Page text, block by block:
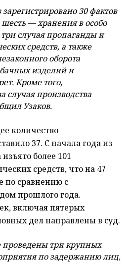
30 фактов
шесть — хранения в особо
случая пропаганды и
средств, а также
оборота
изделий и
Кроме того,
случая производства
Узаков.
количество
37. С начала года из
более 101
средств, что на 47
по сравнению с
прошлого года.
включая пятерых
дел направлены в суд.
три крупных
по задержанию лиц,